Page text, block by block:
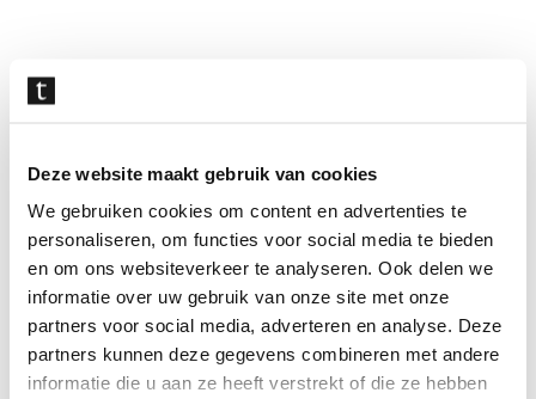
Deze website maakt gebruik van cookies
We gebruiken cookies om content en advertenties te
personaliseren, om functies voor social media te bieden
en om ons websiteverkeer te analyseren. Ook delen we
informatie over uw gebruik van onze site met onze
partners voor social media, adverteren en analyse. Deze
partners kunnen deze gegevens combineren met andere
informatie die u aan ze heeft verstrekt of die ze hebben
overslaan